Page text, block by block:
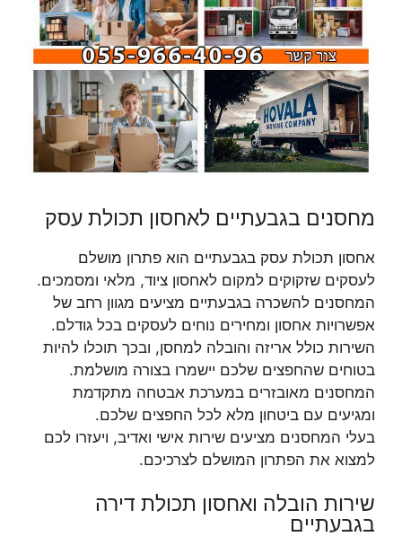
מחסנים בגבעתיים לאחסון תכולת עסק
אחסון תכולת עסק בגבעתיים הוא פתרון מושלם
לעסקים שזקוקים למקום לאחסון ציוד, מלאי ומסמכים.
המחסנים להשכרה בגבעתיים מציעים מגוון רחב של
אפשרויות אחסון ומחירים נוחים לעסקים בכל גודלם.
השירות כולל אריזה והובלה למחסן, ובכך תוכלו להיות
בטוחים שהחפצים שלכם יישמרו בצורה מושלמת.
המחסנים מאובזרים במערכת אבטחה מתקדמת
ומגיעים עם ביטחון מלא לכל החפצים שלכם.
בעלי המחסנים מציעים שירות אישי ואדיב, ויעזרו לכם
למצוא את הפתרון המושלם לצרכיכם.
שירות הובלה ואחסון תכולת דירה
בגבעתיים